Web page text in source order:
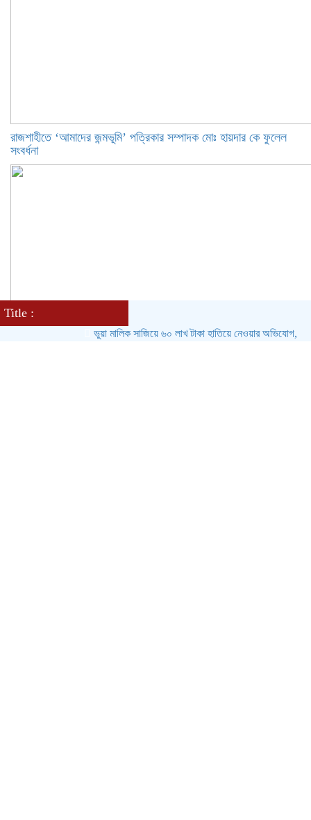
রাজশাহীতে ‘আমাদের জন্মভূমি’ পত্রিকার সম্পাদক মোঃ হায়দার কে ফুলেল
সংবর্ধনা ‎
Title :
ভুয়া মালিক সাজিয়ে ৬০ লাখ টাকা হাতিয়ে নেওয়ার অভিযোগ, সংবাদ